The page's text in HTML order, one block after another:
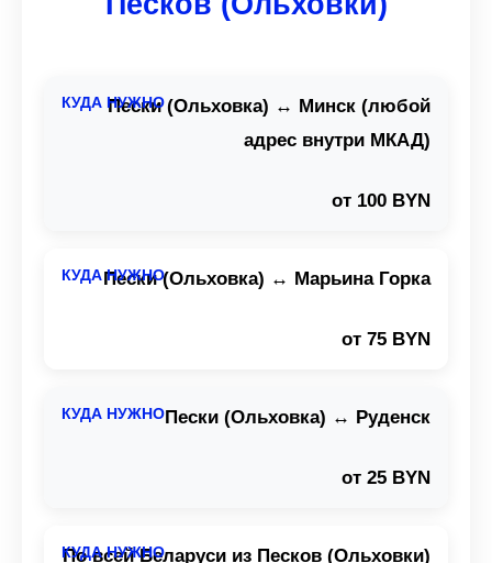
Пески (Ольховка) ↔ Минск (любой
адрес внутри МКАД)
от 100 BYN
Пески (Ольховка) ↔ Марьина Горка
от 75 BYN
Пески (Ольховка) ↔ Руденск
от 25 BYN
По всей Беларуси из Песков (Ольховки)